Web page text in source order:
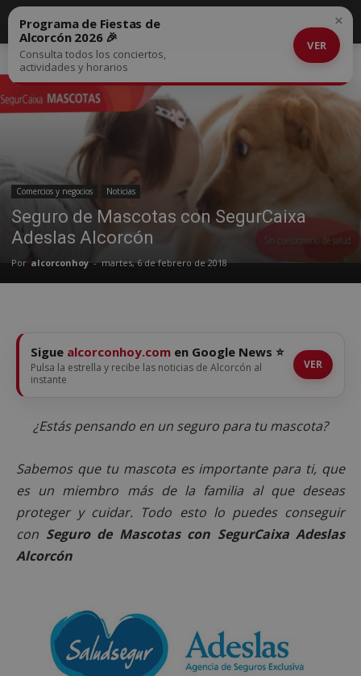
Inicio Comercios y negocios
Comercios y negocios Noticias
Seguro de Mascotas con SegurCaixa
Adeslas Alcorcón
Por alcorconhoy - martes, 6 de febrero de 2018
Programa de Fiestas de
Alcorcón 2026 🎉
Consulta todos los conciertos,
actividades y horarios
VER
×
Sigue alcorconhoy.com en Google News ⭐
Pulsa la estrella y recibe las noticias de Alcorcón al
instante
VER
¿Estás pensando en un seguro para tu mascota?
Sabemos que tu mascota es importante para ti, que
es un miembro más de la familia al que deseas
proteger y cuidar. Todo esto lo puedes conseguir
con Seguro de Mascotas con SegurCaixa Adeslas
Alcorcón